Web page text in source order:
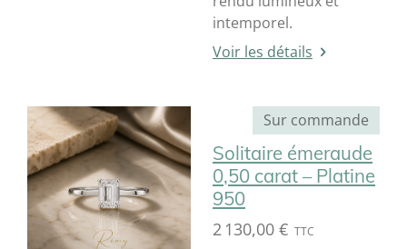
intemporel.
Voir les détails
Sur commande
Solitaire émeraude
0,50 carat – Platine
950
2 130,00 €